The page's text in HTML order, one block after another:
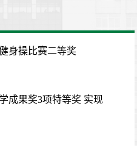
身操比赛二等奖
成果奖3项特等奖 实现